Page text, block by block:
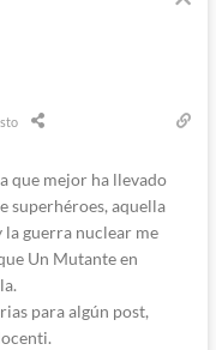
que mejor ha llevado
superhéroes, aquella
guerra nuclear me
Un Mutante en
para algún post,